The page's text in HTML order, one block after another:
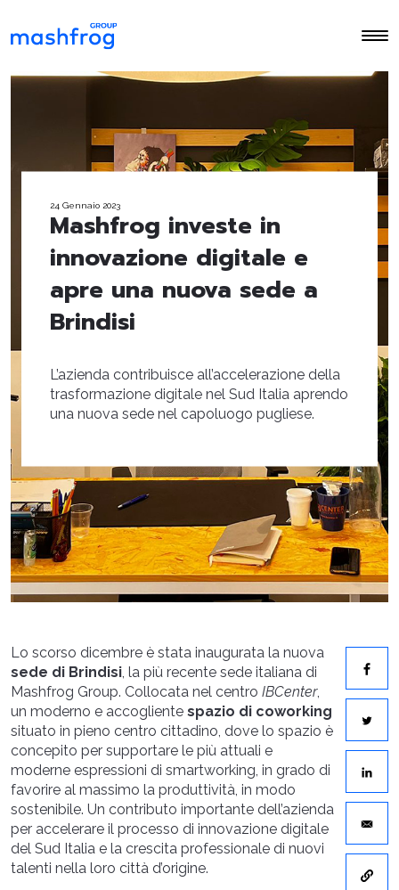
24 Gennaio 2023
Mashfrog investe in
innovazione digitale e
apre una nuova sede a
Brindisi
L’azienda contribuisce all’accelerazione della
trasformazione digitale nel Sud Italia aprendo
una nuova sede nel capoluogo pugliese.
Lo scorso dicembre è stata inaugurata la nuova
sede di Brindisi, la più recente sede italiana di
Mashfrog Group. Collocata nel centro IBCenter,
un moderno e accogliente spazio di coworking
situato in pieno centro cittadino, dove lo spazio è
concepito per supportare le più attuali e
moderne espressioni di smartworking, in grado di
favorire al massimo la produttività, in modo
sostenibile. Un contributo importante dell’azienda
per accelerare il processo di innovazione digitale
del Sud Italia e la crescita professionale di nuovi
talenti nella loro città d’origine.